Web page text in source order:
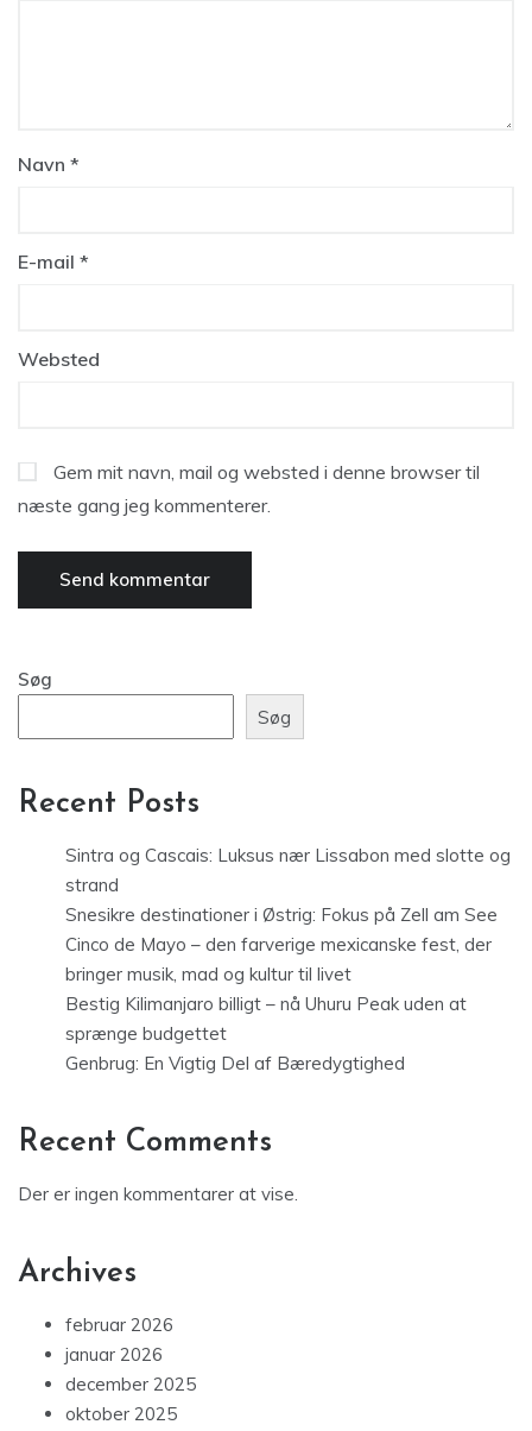
Navn *
E-mail *
Websted
Gem mit navn, mail og websted i denne browser til
næste gang jeg kommenterer.
Søg
Søg
Recent Posts
Sintra og Cascais: Luksus nær Lissabon med slotte og
strand
Snesikre destinationer i Østrig: Fokus på Zell am See
Cinco de Mayo – den farverige mexicanske fest, der
bringer musik, mad og kultur til livet
Bestig Kilimanjaro billigt – nå Uhuru Peak uden at
sprænge budgettet
Genbrug: En Vigtig Del af Bæredygtighed
Recent Comments
Der er ingen kommentarer at vise.
Archives
februar 2026
januar 2026
december 2025
oktober 2025